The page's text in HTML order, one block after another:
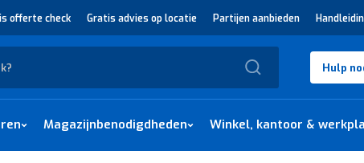
offerte check Gratis advies op locatie Partijen aanbieden
Hulp
Magazijnbenodigdheden Winkel, kantoor &